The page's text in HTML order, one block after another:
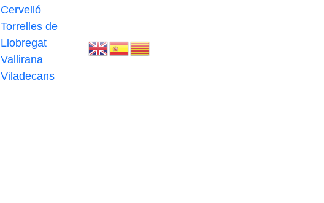
Cervelló
Torrelles de
Llobregat
Vallirana
Viladecans